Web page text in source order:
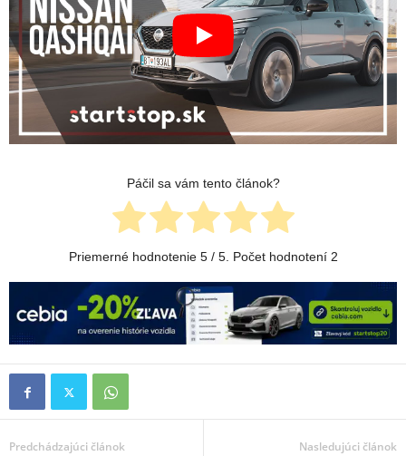
Páčil sa vám tento článok?
Priemerné hodnotenie 5/ 5. Počet hodnotení 2
Predchádzajúci článok Nasledujúci článok